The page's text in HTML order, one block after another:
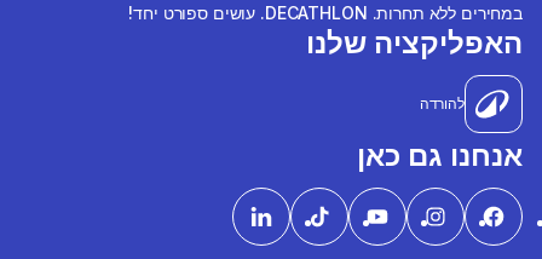
במחירים ללא תחרות. DECATHLON. עושים ספורט יחד!
האפליקציה שלנו
להורדה
אנחנו גם כאן